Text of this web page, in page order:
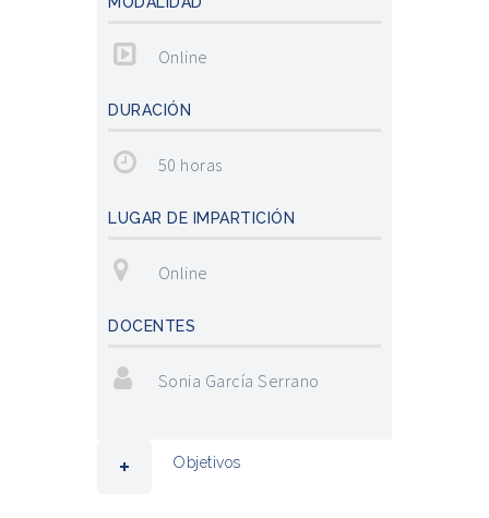
Online
DURACIÓN
50 horas
LUGAR DE IMPARTICIÓN
Online
DOCENTES
Sonia García Serrano
Objetivos